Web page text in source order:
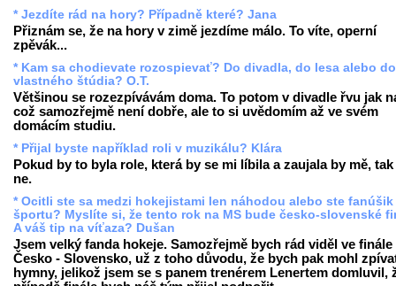
* Jezdíte rád na hory? Případně které? Jana
Přiznám se, že na hory v zimě jezdíme málo. To víte, operní
zpěvák...
* Kam sa chodievate rozospievať? Do divadla, do lesa alebo do
vlastného štúdia? O.T.
Většinou se rozezpívávám doma. To potom v divadle řvu jak
což samozřejmě není dobře, ale to si uvědomím až ve svém
domácím studiu.
* Přijal byste například roli v muzikálu? Klára
Pokud by to byla role, která by se mi líbila a zaujala by mě,
ne.
* Ocitli ste sa medzi hokejistami len náhodou alebo ste
športu? Myslíte si, že tento rok na MS bude česko-slovenské
A váš tip na víťaza? Dušan
Jsem velký fanda hokeje. Samozřejmě bych rád viděl ve finále
Česko - Slovensko, už z toho důvodu, že bych pak mohl
hymny, jelikož jsem se s panem trenérem Lenertem domluvil,